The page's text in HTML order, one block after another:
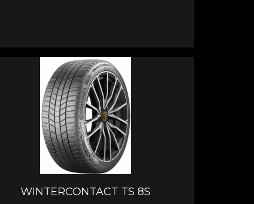
WINTERCONTACT TS 8S